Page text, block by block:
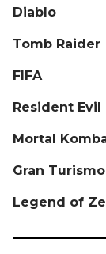
Diablo
Tomb Raider
FIFA
Resident Evil
Mortal
Gran Turismo
Legend of